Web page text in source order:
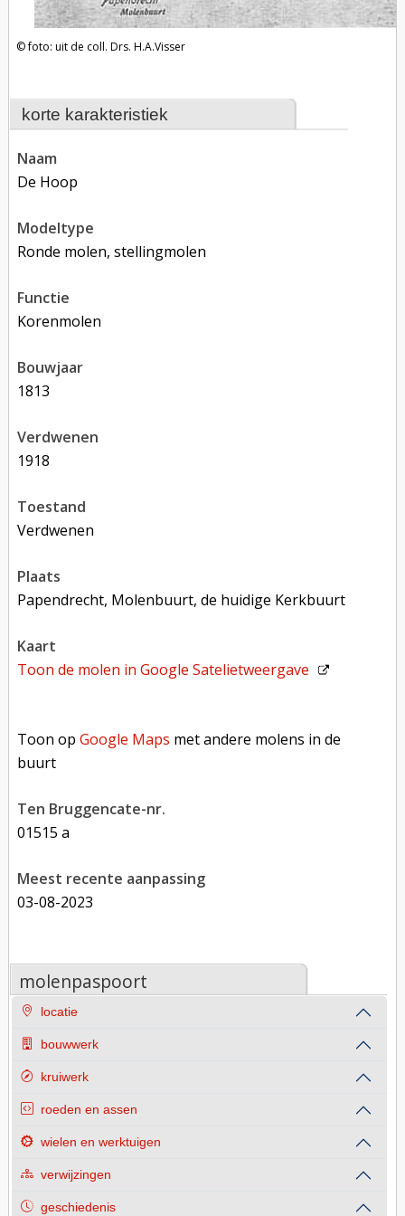
korte karakteristiek
naam
De Hoop
modeltype
Ronde molen, stellingmolen
functie
korenmolen
bouwjaar
1813
verdwenen
1918
toestand
verdwenen
plaats
Papendrecht, Molenbuurt, de huidige Kerkbuurt
kaart
Toon de molen inGoogle Satelietweergave
Toon opGoogle Maps met andere molens in de
buurt
Ten Bruggencate-nr.
01515 a
Meest recente aanpassing
03-08-2023
foto: uit de coll. Drs. H.A.Visser
molenpaspoort
locatie
bouwwerk
kruiwerk
roeden en assen
wielen en werktuigen
verwijzingen
geschiedenis